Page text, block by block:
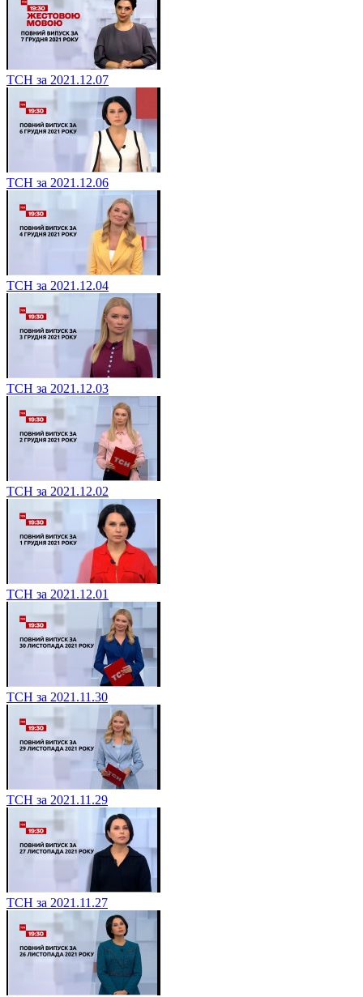
ТСН за 2021.12.07
ТСН за 2021.12.06
ТСН за 2021.12.04
ТСН за 2021.12.03
ТСН за 2021.12.02
ТСН за 2021.12.01
ТСН за 2021.11.30
ТСН за 2021.11.29
ТСН за 2021.11.27